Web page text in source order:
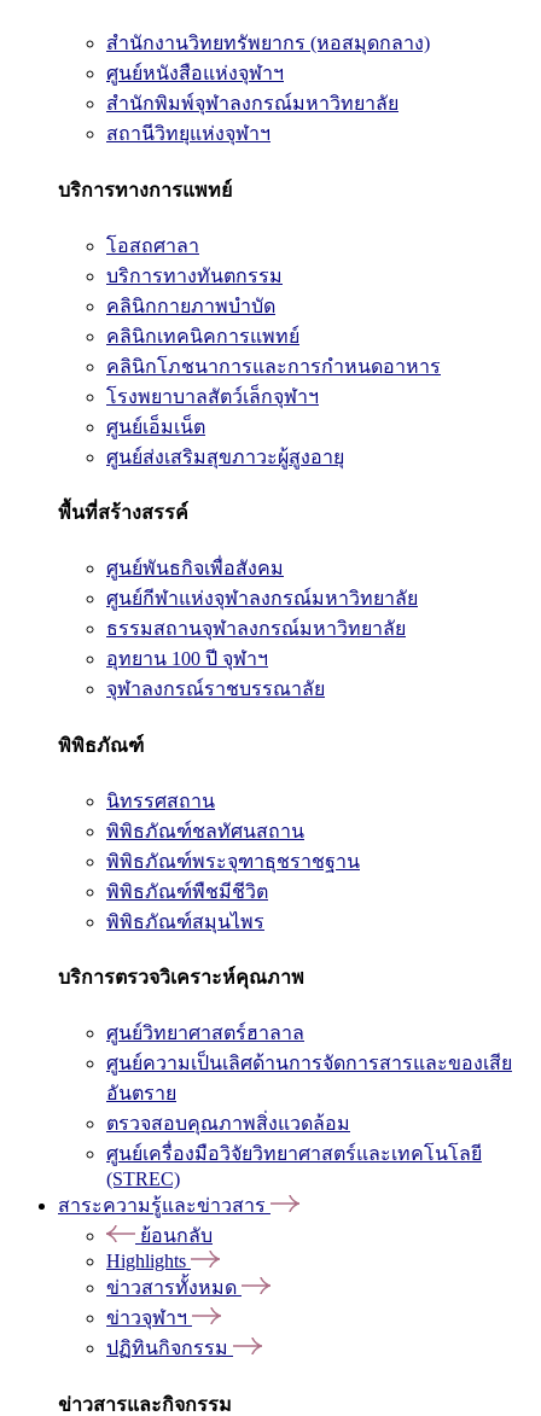
สำนักงานวิทยทรัพยากร (หอสมุดกลาง)
ศูนย์หนังสือแห่งจุฬาฯ
สำนักพิมพ์จุฬาลงกรณ์มหาวิทยาลัย
สถานีวิทยุแห่งจุฬาฯ
บริการทางการแพทย์
โอสถศาลา
บริการทางทันตกรรม
คลินิกกายภาพบำบัด
คลินิกเทคนิคการแพทย์
คลินิกโภชนาการและการกำหนดอาหาร
โรงพยาบาลสัตว์เล็กจุฬาฯ
ศูนย์เอ็มเน็ต
ศูนย์ส่งเสริมสุขภาวะผู้สูงอายุ
พื้นที่สร้างสรรค์
ศูนย์พันธกิจเพื่อสังคม
ศูนย์กีฬาแห่งจุฬาลงกรณ์มหาวิทยาลัย
ธรรมสถานจุฬาลงกรณ์มหาวิทยาลัย
อุทยาน 100 ปี จุฬาฯ
จุฬาลงกรณ์ราชบรรณาลัย
พิพิธภัณฑ์
นิทรรศสถาน
พิพิธภัณฑ์ชลทัศนสถาน
พิพิธภัณฑ์พระจุฑาธุชราชฐาน
พิพิธภัณฑ์พืชมีชีวิต
พิพิธภัณฑ์สมุนไพร
บริการตรวจวิเคราะห์คุณภาพ
ศูนย์วิทยาศาสตร์ฮาลาล
ศูนย์ความเป็นเลิศด้านการจัดการสารและของเสีย
อันตราย
ตรวจสอบคุณภาพสิ่งแวดล้อม
ศูนย์เครื่องมือวิจัยวิทยาศาสตร์และเทคโนโลยี
(STREC)
สาระความรู้และข่าวสาร
ย้อนกลับ
Highlights
ข่าวสารทั้งหมด
ข่าวจุฬาฯ
ปฏิทินกิจกรรม
ข่าวสารและกิจกรรม